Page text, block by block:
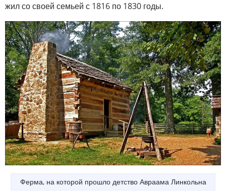
жил со своей семьей с 1816 по 1830 годы.
Ферма, на которой прошло детство Авраама Линкольна